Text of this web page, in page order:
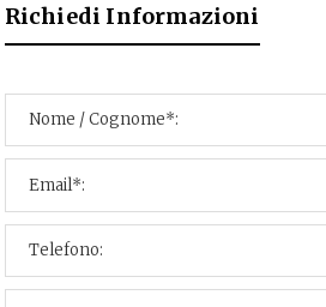
Richiedi Informazioni